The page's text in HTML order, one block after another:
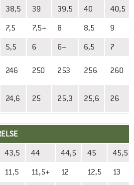
38,5 39 39,5 40 40,5
7,5 7,5+ 8 8,5 9
5,5 6 6+ 6,5 7
246 250 253 256 260
24,6 25 25,3 25,6 26
43,5 44 44,5 45 45,5
11,5 11,5+ 12 12,5 13